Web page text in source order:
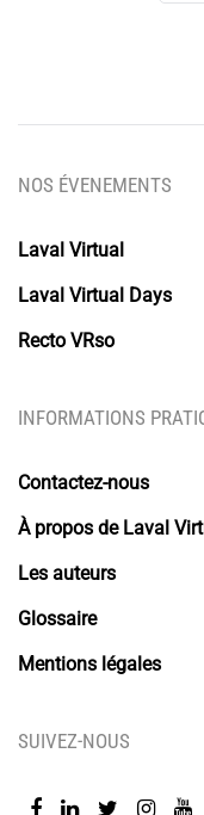
NOS ÉVENEMENTS
Laval Virtual
Laval Virtual Days
Recto VRso
INFORMATIONS
Contactez-nous
À propos de Laval
Les auteurs
Glossaire
Mentions légales
SUIVEZ-NOUS